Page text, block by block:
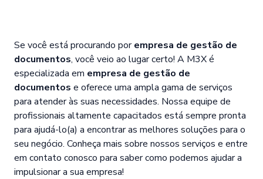
Se você está procurando porempresa de gestão de
documentos, você veio ao lugar certo! A M3X é
especializada em empresa de gestão de
documentos e oferece uma ampla gama de serviços
para atender às suas necessidades. Nossa equipe de
profissionais altamente capacitados está sempre pronta
para ajudá-lo(a) a encontrar as melhores soluções para o
seu negócio. Conheça mais sobre nossos serviços e entre
em contato conosco para saber como podemos ajudar a
impulsionar a sua empresa!